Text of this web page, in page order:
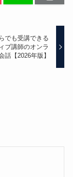
でも受講できる
ブ講師のオンラ
話【2026年版】